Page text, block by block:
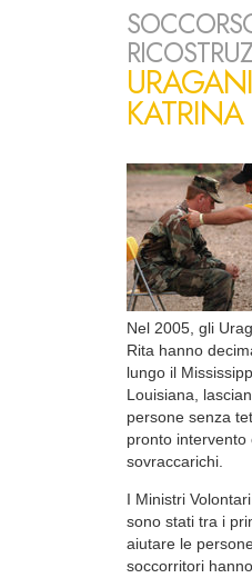
URAGANI
Nel 2005, gli
Rita hanno
lungo il
Louisiana,
persone senza
pronto intervento
sovraccarichi.
I Ministri
sono stati tra i
aiutare le
soccorritori